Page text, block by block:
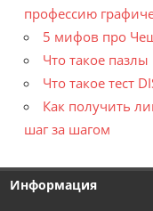
профессию
5 мифов про
Что такое
Что такое тест
Как получить
шаг за шагом
Информация